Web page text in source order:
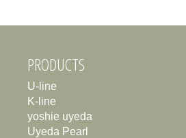
PRODUCTS
U-line
K-line
yoshie uyeda
Uyeda Pearl